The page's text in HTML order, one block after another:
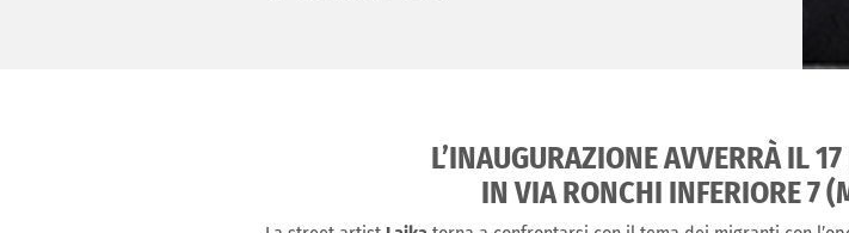
L’INAUGURAZIONE AVVERRÀ IL
IN VIA RONCHI INFERIORE 7